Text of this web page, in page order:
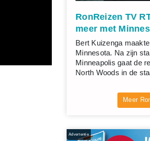
RonReizen TV
meer met
Bert Kuizenga
Minnesota. Na zijn
Minneapolis gaat de
North Woods in de
Meer
Advertentie